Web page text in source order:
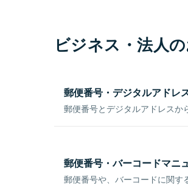
ビジネス・法人
郵便番号・デジタルアドレ
郵便番号とデジタルアドレスか
郵便番号・バーコードマニ
郵便番号や、バーコードに関す